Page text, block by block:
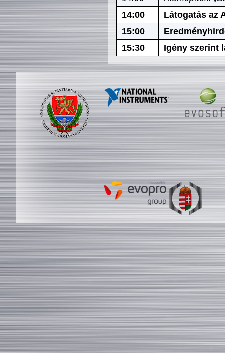
14:00
Látogatás az
15:00
15:30
Igény szerint